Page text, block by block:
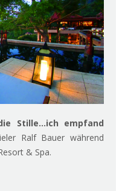
Stille…ich empfand
Ralf Bauer während
& Spa.